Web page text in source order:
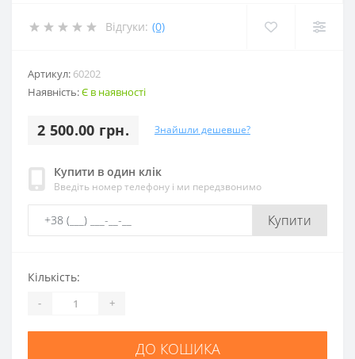
Відгуки: (0)
Артикул: 60202
Наявність:Є в наявності
2 500.00 грн. Знайшли дешевше?
Купити в один клік
Введіть номер телефону і ми передзвонимо
Купити
Кількість:
- +
ДО КОШИКА